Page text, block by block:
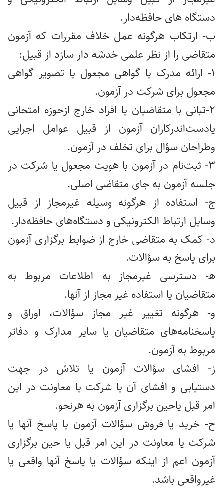
دستگاه های حافظه‌دار.
ب- ارتکاب هرگونه عمل خلاف مقررات که آزمون
متقاضی را از نظر علمی خدشه دار سازد از قبیل:
۱- ارائه مدرک یا گواهی مجعول یا تصویر گواهی
مجعول برای شرکت در آزمون.
۲-تبانی با متقاضیان یا افراد خارج ازحوزه امتحانی
یادست‌اندرکاران آزمون از قبیل عوامل اجرایی
وطراحان سؤال برای تخلف در آزمون.
۳- ثبت‌نام در آزمون با هویت مجعول یا شرکت در
جلسه آزمون به جای متقاضی اصلی.
ج- استفاده از هرگونه وسیله غیرمجاز از قبیل
وسایل ارتباط الکترونیکی و دستگاه‌های حافظه‌دار.
د- کمک به متقاضی خارج از ضوابط برگزاری آزمون
برای پاسخ به سؤالات.
ه‍- دسترسی غیرمجاز به اطلاعات مربوط به
متقاضیان یا استفاده غیر مجاز از آنها.
و- هرگونه تغییر غیر مجاز سؤالات، اوراق و
پاسخنامه‌های متقاضیان یا سایر مدارک و دفاتر
مربوط به آزمون.
ز- افشای سؤالات آزمون یا تلاش در جهت
دستیابی و افشای آن یا شرکت یا معاونت در این
امر قبل یاحین برگزاری آزمون به هرنحو.
ح- خرید یا فروش سؤالات آزمون یا پاسخ آنها یا
شرکت یا معاونت در این امر قبل یا حین برگزاری
آزمون اعم از اینکه سؤالات یا پاسخ آنها واقعی یا
غیرواقعی باشد.